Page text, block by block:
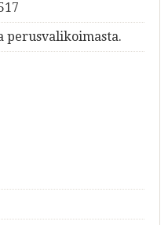
perusvalikoimasta.